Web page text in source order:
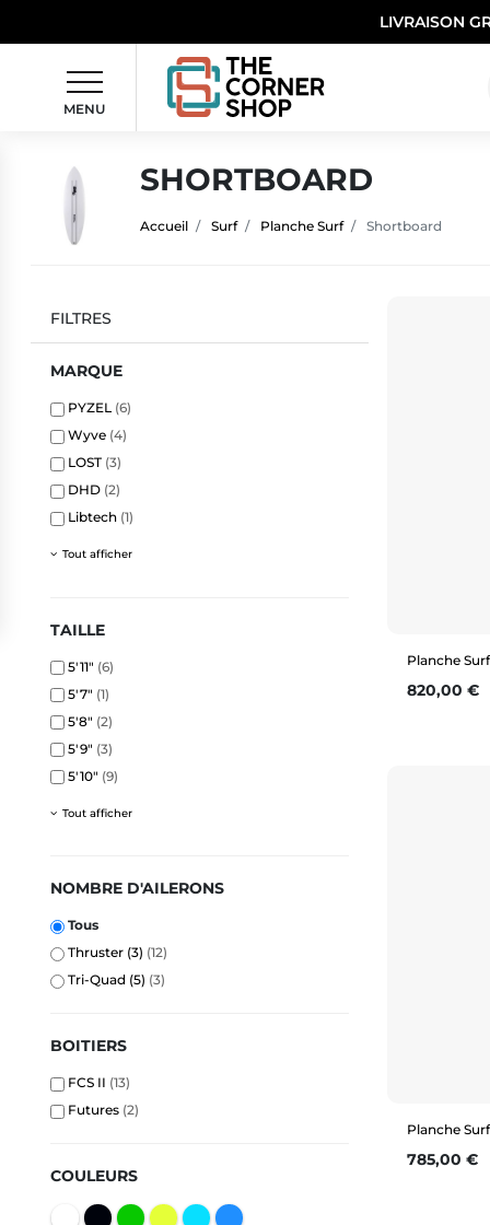
LIVRAISON
MENU
SHORTBOARD
Accueil Surf Planche Surf Shortboard
FILTRES
MARQUE
PYZEL (6)
Wyve (4)
LOST (3)
DHD (2)
Libtech (1)
Tout afficher
TAILLE
5'11" (6)
5'7" (1)
5'8" (2)
5'9" (3)
5'10" (9)
Tout afficher
NOMBRE D'AILERONS
Tous
Thruster (3) (12)
Tri-Quad (5) (3)
BOITIERS
FCS II (13)
Futures (2)
COULEURS
Planche
Prix
820,00 €
Planche
Prix
785,00 €